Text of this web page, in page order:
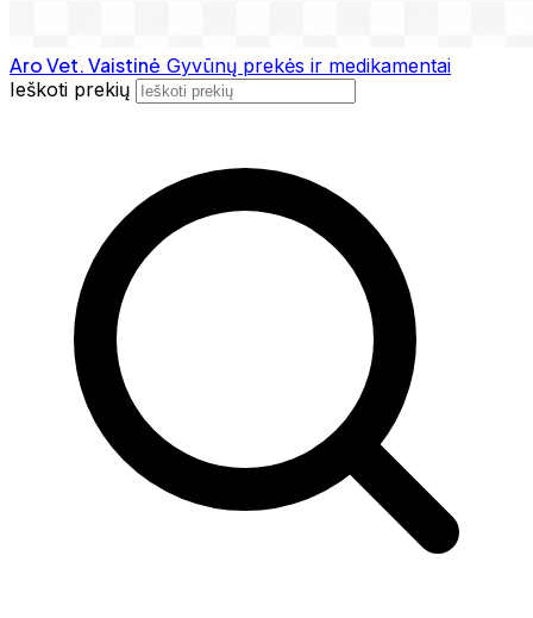
Aro Vet. Vaistinė Gyvūnų prekės ir medikamentai
Ieškoti prekių